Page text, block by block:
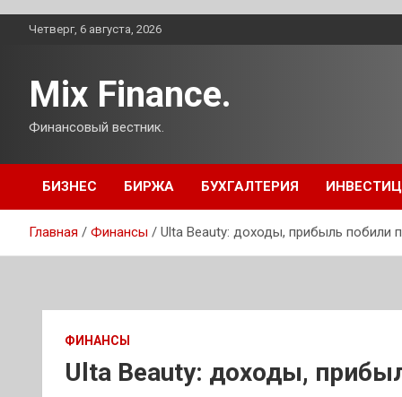
ПерейтиЧетверг, 6 августа, 2026
Mix Finance.
Финансовый вестник.
БИЗНЕС БИРЖА БУХГАЛТЕРИЯ
Главная Финансы Ulta Beauty: доходы, прибыль побили
ФИНАНСЫ
Ulta Beauty: доходы,